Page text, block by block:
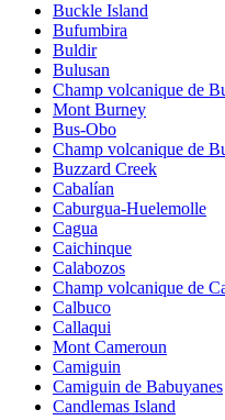
Buckle Island
Bufumbira
Buldir
Bulusan
Champ volcanique de
Mont Burney
Bus-Obo
Champ volcanique de
Buzzard Creek
Cabalían
Caburgua-Huelemolle
Cagua
Caichinque
Calabozos
Champ volcanique de
Calbuco
Callaqui
Mont Cameroun
Camiguin
Camiguin de Babuyanes
Candlemas Island